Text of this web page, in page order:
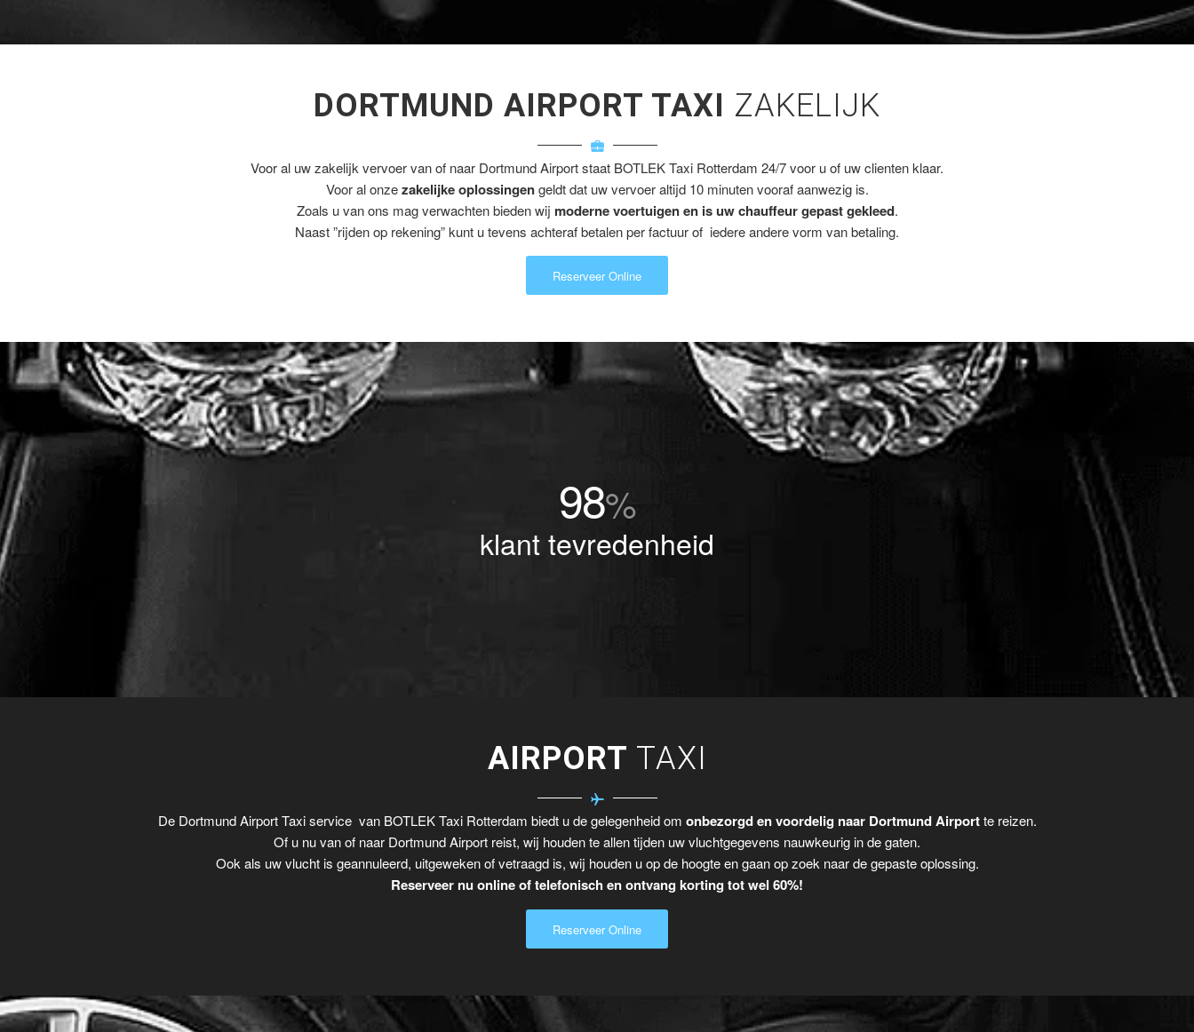
DORTMUND AIRPORT TAXI ZAKELIJK
Voor al uw zakelijk vervoer van of naar Dortmund Airport staat BOTLEK Taxi Rotterdam 24/7 voor u of uw clienten klaar.
Voor al onzezakelijke oplossingengeldt dat uw vervoer altijd 10 minuten vooraf aanwezig is.
Zoals u van ons mag verwachten bieden wij moderne voertuigen en is uw chauffeur gepast gekleed.
Naast ”rijden op rekening” kunt u tevens achteraf betalen per factuur of iedere andere vorm van betaling.
Reserveer Online
98%
klant tevredenheid
AIRPORT TAXI
De Dortmund Airport Taxi service van BOTLEK Taxi Rotterdam biedt u de gelegenheid om onbezorgd en voordelig naar Dortmund Airportte reizen.
Of u nu van of naar Dortmund Airport reist, wij houden te allen tijden uw vluchtgegevens nauwkeurig in de gaten.
Ook als uw vlucht is geannuleerd, uitgeweken of vetraagd is, wij houden u op de hoogte en gaan op zoek naar de gepaste oplossing.
Reserveer nu online of telefonisch en ontvang korting tot wel 60%!
Reserveer Online